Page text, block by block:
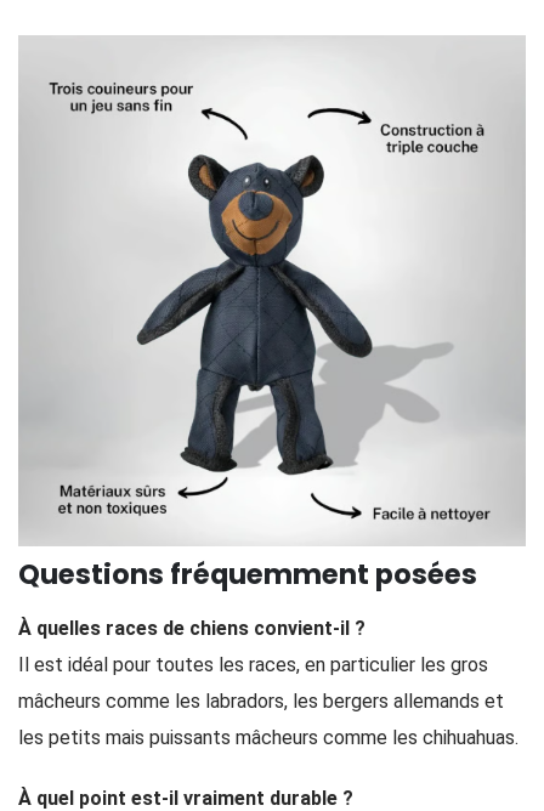
Questions fréquemment posées
À quelles races de chiens convient-il ?
Il est idéal pour toutes les races, en particulier les gros
mâcheurs comme les labradors, les bergers allemands et
les petits mais puissants mâcheurs comme les chihuahuas.
À quel point est-il vraiment durable ?